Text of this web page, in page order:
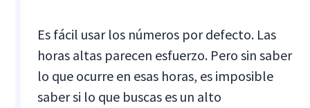
Es fácil usar los números por defecto. Las
horas altas parecen esfuerzo. Pero sin saber
lo que ocurre en esas horas, es imposible
saber si lo que buscas es un alto